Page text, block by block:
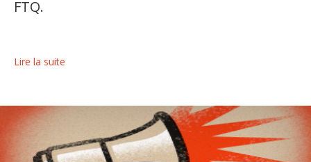
FTQ.
Lire la suite